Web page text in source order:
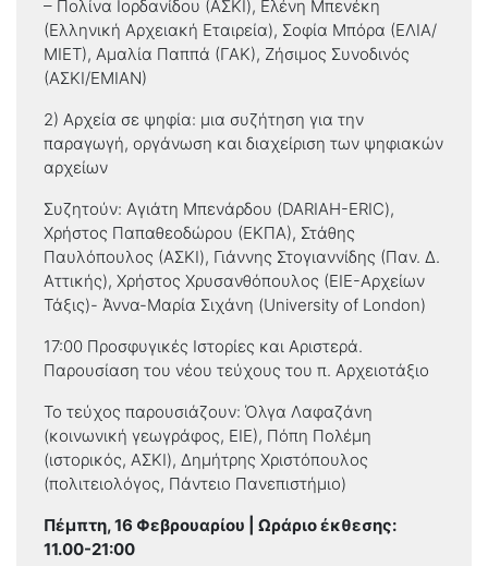
– Πολίνα Ιορδανίδου (ΑΣΚΙ), Ελένη Μπενέκη
(Ελληνική Αρχειακή Εταιρεία), Σοφία Μπόρα (ΕΛΙΑ/
ΜΙΕΤ), Αμαλία Παππά (ΓΑΚ), Ζήσιμος Συνοδινός
(ΑΣΚΙ/ΕΜΙΑΝ)
2) Αρχεία σε ψηφία: μια συζήτηση για την
παραγωγή, οργάνωση και διαχείριση των ψηφιακών
αρχείων
Συζητούν: Αγιάτη Μπενάρδου (DARIAH-ERIC),
Χρήστος Παπαθεοδώρου (ΕΚΠΑ), Στάθης
Παυλόπουλος (ΑΣΚΙ), Γιάννης Στογιαννίδης (Παν. Δ.
Αττικής), Χρήστος Χρυσανθόπουλος (ΕΙΕ-Αρχείων
Τάξις)- Άννα-Μαρία Σιχάνη (University of London)
17:00 Προσφυγικές Ιστορίες και Αριστερά.
Παρουσίαση του νέου τεύχους του π. Αρχειοτάξιο
Το τεύχος παρουσιάζουν: Όλγα Λαφαζάνη
(κοινωνική γεωγράφος, ΕΙΕ), Πόπη Πολέμη
(ιστορικός, ΑΣΚΙ), Δημήτρης Χριστόπουλος
(πολιτειολόγος, Πάντειο Πανεπιστήμιο)
Πέμπτη, 16 Φεβρουαρίου | Ωράριο έκθεσης:
11.00-21:00